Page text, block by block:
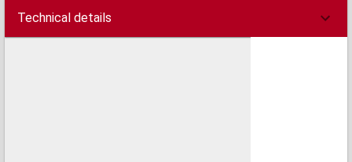
Technical details